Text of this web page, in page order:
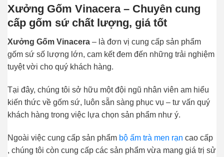
Xưởng Gốm Vinacera – Chuyên cung
cấp gốm sứ chất lượng, giá tốt
Xưởng Gốm Vinacera – là đơn vị cung cấp sản phẩm
gốm sứ số lượng lớn, cam kết đem đến những trải nghiệm
tuyệt vời cho quý khách hàng.
Tại đây, chúng tôi sở hữu một đội ngũ nhân viên am hiểu
kiến thức về gốm sứ, luôn sẵn sàng phục vụ – tư vấn quý
khách hàng trong việc lựa chọn sản phẩm như ý.
Ngoài việc cung cấp sản phẩm bộ ấm trà men rạn cao cấp
, chúng tôi còn cung cấp các sản phẩm vừa mang giá trị sử